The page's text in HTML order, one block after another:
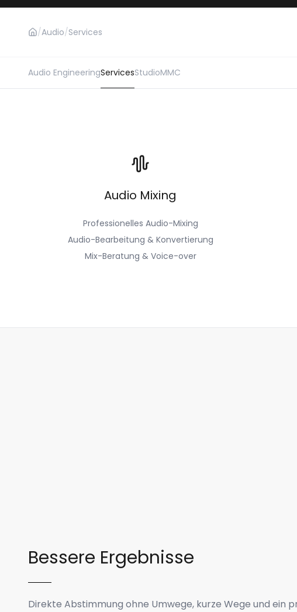
/Audio/Services
Audio EngineeringServicesStudioMMC
Audio Mixing
Professionelles Audio-Mixing
Audio-Bearbeitung & Konvertierung
Mix-Beratung & Voice-over
Bessere Ergebnisse
Direkte Abstimmung ohne Umwege, kurze Wege und ein